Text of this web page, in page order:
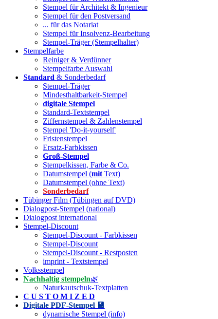
Stempel für Architekt & Ingenieur
Stempel für den Postversand
... für das Notariat
Stempel für Insolvenz-Bearbeitung
Stempel-Träger (Stempelhalter)
Stempelfarbe
Reiniger & Verdünner
Stempelfarbe Auswahl
Standard & Sonderbedarf
Stempel-Träger
Mindesthaltbarkeit-Stempel
digitale Stempel
Standard-Textstempel
Ziffernstempel & Zahlenstempel
Stempel 'Do-it-yourself'
Fristenstempel
Ersatz-Farbkissen
Groß-Stempel
Stempelkissen, Farbe & Co.
Datumstempel (mit Text)
Datumstempel (ohne Text)
Sonderbedarf
Tübinger Film (Tübingen auf DVD)
Dialogpost-Stempel (national)
Dialogpost international
Stempel-Discount
Stempel-Discount - Farbkissen
Stempel-Discount
Stempel-Discount - Restposten
imprint - Textstempel
Volksstempel
Nachhaltig stempeln🌿
Naturkautschuk-Textplatten
C U S T O M I Z E D
Digitale PDF-Stempel 💾
dynamische Stempel (info)